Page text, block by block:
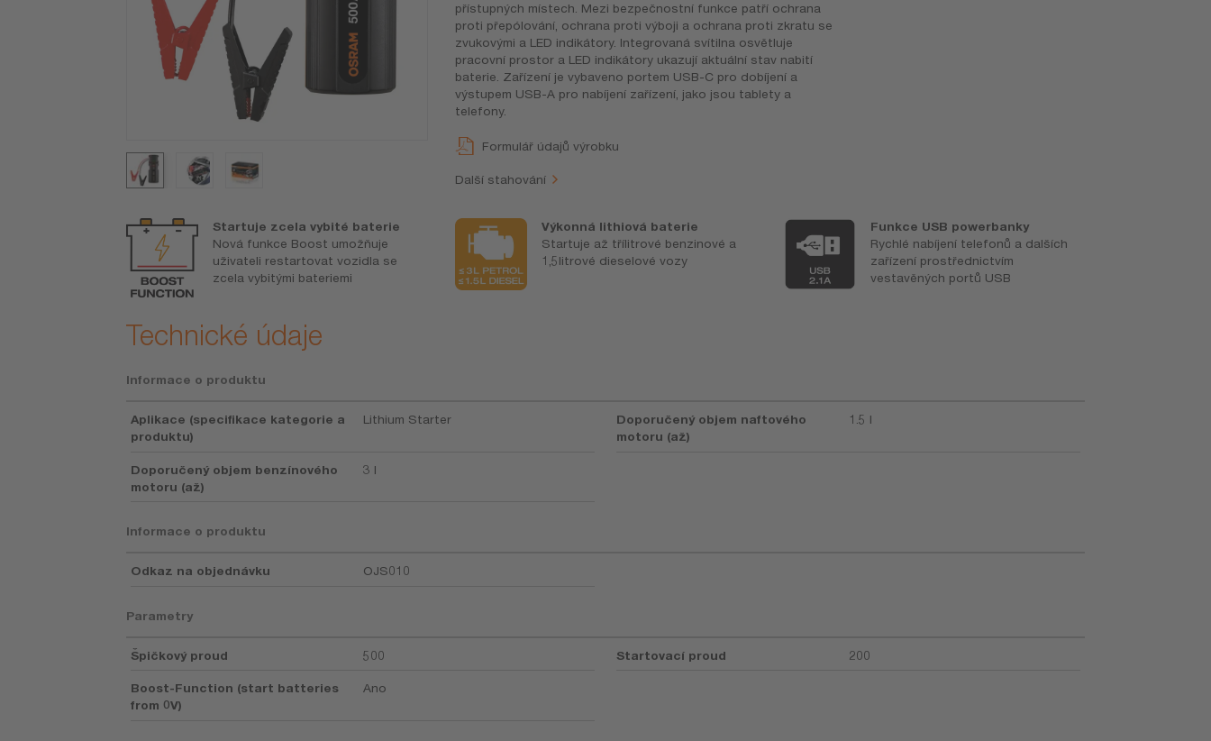
přístupných místech. Mezi bezpečnostní funkce patří ochrana
proti přepólování, ochrana proti výboji a ochrana proti zkratu se
zvukovými a LED indikátory. Integrovaná svítilna osvětluje
pracovní prostor a LED indikátory ukazují aktuální stav nabití
baterie. Zařízení je vybaveno portem USB-C pro dobíjení a
výstupem USB-A pro nabíjení zařízení, jako jsou tablety a
telefony.
Formulář údajů výrobku
Další stahování
Startuje zcela vybité baterie
Nová funkce Boost umožňuje
uživateli restartovat vozidla se
zcela vybitými bateriemi
Výkonná lithiová baterie
Startuje až třílitrové benzinové a
1,5litrové dieselové vozy
Funkce USB powerbanky
Rychlé nabíjení telefonů a dalších
zařízení prostřednictvím
vestavěných portů USB
Technické údaje
Informace o produktu
Aplikace (specifikace kategorie a
produktu)
Lithium Starter
Doporučený objem benzínového
motoru (až)
3 l
Doporučený objem naftového
motoru (až)
1.5 l
Informace o produktu
Odkaz na objednávku OJS010
Parametry
Špičkový proud 500
Boost-Function (start batteries
from 0V)
Ano
Startovací proud 200